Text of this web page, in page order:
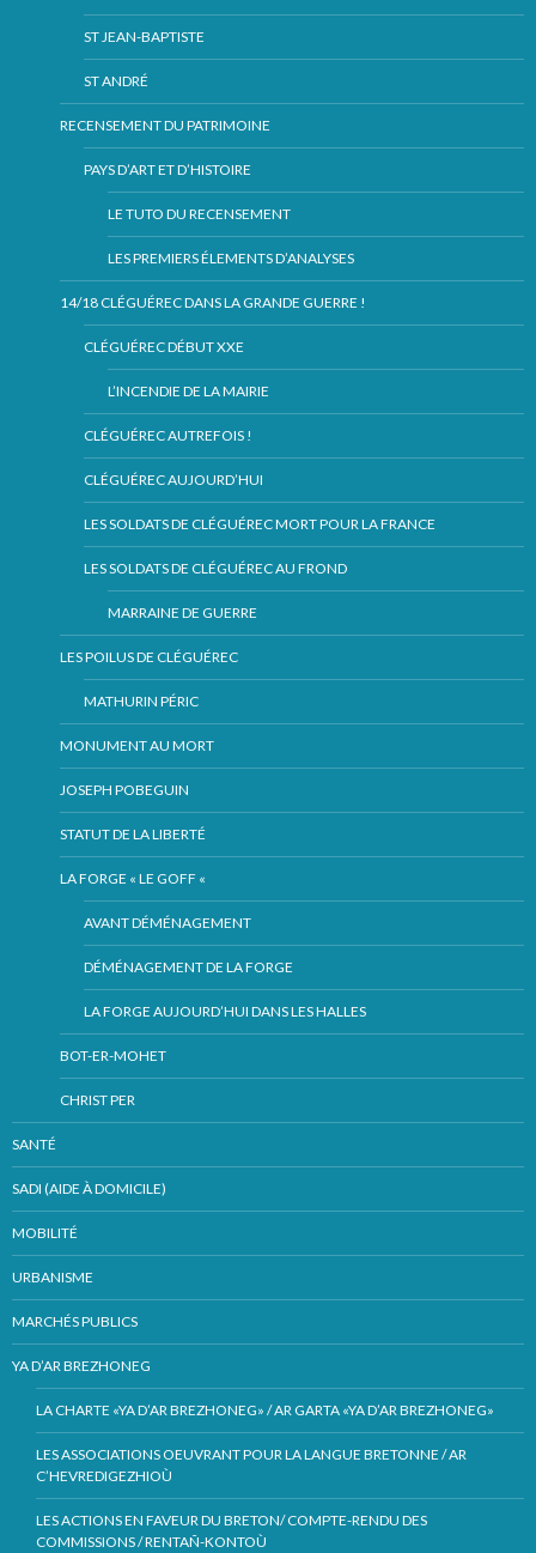
ST JEAN-BAPTISTE
ST ANDRÉ
RECENSEMENT DU PATRIMOINE
PAYS D’ART ET D’HISTOIRE
LE TUTO DU RECENSEMENT
LES PREMIERS ÉLEMENTS D’ANALYSES
14/18 CLÉGUÉREC DANS LA GRANDE GUERRE !
CLÉGUÉREC DÉBUT XXE
L’INCENDIE DE LA MAIRIE
CLÉGUÉREC AUTREFOIS !
CLÉGUÉREC AUJOURD’HUI
LES SOLDATS DE CLÉGUÉREC MORT POUR LA FRANCE
LES SOLDATS DE CLÉGUÉREC AU FROND
MARRAINE DE GUERRE
LES POILUS DE CLÉGUÉREC
MATHURIN PÉRIC
MONUMENT AU MORT
JOSEPH POBEGUIN
STATUT DE LA LIBERTÉ
LA FORGE « LE GOFF «
AVANT DÉMÉNAGEMENT
DÉMÉNAGEMENT DE LA FORGE
LA FORGE AUJOURD’HUI DANS LES HALLES
BOT-ER-MOHET
CHRIST PER
SANTÉ
SADI (AIDE À DOMICILE)
MOBILITÉ
URBANISME
MARCHÉS PUBLICS
YA D’AR BREZHONEG
LA CHARTE «YA D’AR BREZHONEG» / AR GARTA «YA D’AR BREZHONEG»
LES ASSOCIATIONS OEUVRANT POUR LA LANGUE BRETONNE / AR
C’HEVREDIGEZHIOÙ
LES ACTIONS EN FAVEUR DU BRETON/ COMPTE-RENDU DES
COMMISSIONS / RENTAÑ-KONTOÙ